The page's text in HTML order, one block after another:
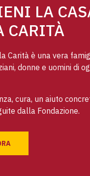
LA
CARITÀ
Carità è una vera
donne e uomini di
cura, un aiuto
dalla Fondazione.